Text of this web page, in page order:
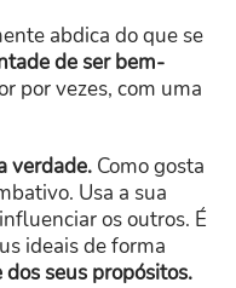
abdica do que se
de ser bem-
por vezes, com uma
verdade. Como gosta
Usa a sua
os outros. É
ideais de forma
seus propósitos.